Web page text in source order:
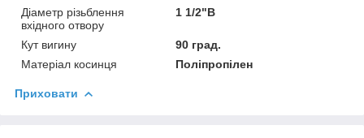
Діаметр різьблення
вхідного отвору
1 1/2"В
Кут вигину
90 град.
Матеріал косинця
Поліпропілен
Приховати